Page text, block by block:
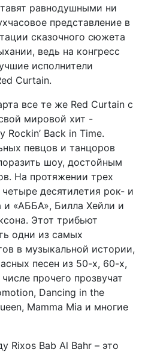
равнодушными ни
представление в
сказочного сюжета
ведь на конгресс
исполнители
Curtain.
все те же Red Curtain с
мировой хит -
Rockin’ Back in Time.
певцов и танцоров
шоу, достойным
На протяжении трех
десятилетия рок- и
и «АББА», Билла Хейли и
Этот трибьют
одни из самых
в музыкальной истории,
песен из 50-х, 60-х,
прочего прозвучат
Dancing in the
Mamma Mia и многие
Bab Al Bahr – это